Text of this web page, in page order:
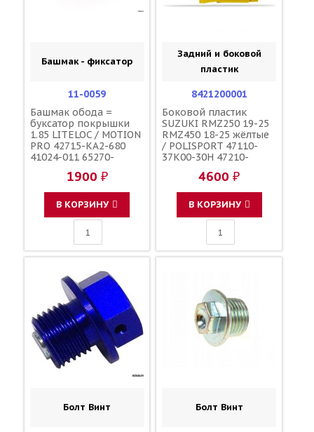
Башмак - фиксатор
11-0059
Башмак обода =
буксатор покрышки
1.85 LITELOC / MOTION
PRO 42715-KA2-680
41024-011 65270-
1900 ₽
В КОРЗИНУ
Задний и боковой
пластик
8421200001
Боковой пластик
SUZUKI RMZ250 19-25
RMZ450 18-25 жёлтые
/ POLISPORT 47110-
37K00-30H 47210-
37K00-5UX 47110-
37K00-28X 47210-
37K00-28X
4600 ₽
В КОРЗИНУ
Болт Винт Болт Винт